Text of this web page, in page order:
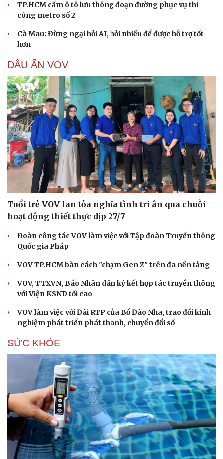
TP.HCM cấm ô tô lưu thông đoạn đường phục vụ thi
công metro số 2
Cà Mau: Đừng ngại hỏi AI, hỏi nhiều để được hỗ trợ tốt
hơn
DẤU ẤN VOV
Tuổi trẻ VOV lan tỏa nghĩa tình tri ân qua chuỗi
hoạt động thiết thực dịp 27/7
Đoàn công tác VOV làm việc với Tập đoàn Truyền thông
Quốc gia Pháp
VOV TP.HCM bàn cách "chạm Gen Z" trên đa nền tảng
VOV, TTXVN, Báo Nhân dân ký kết hợp tác truyền thông
với Viện KSND tối cao
VOV làm việc với Đài RTP của Bồ Đào Nha, trao đổi kinh
nghiệm phát triển phát thanh, chuyển đổi số
SỨC KHỎE